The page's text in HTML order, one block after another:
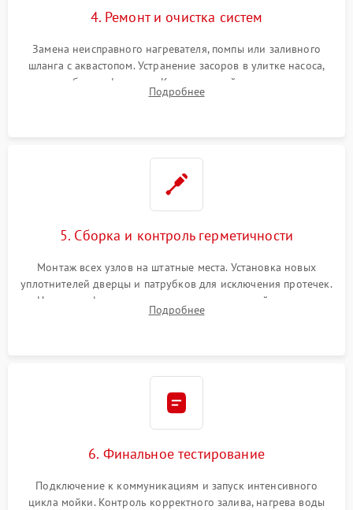
4. Ремонт и очистка систем
Замена неисправного нагревателя, помпы или заливного
шланга с аквастопом. Устранение засоров в улитке насоса,
патрубках и фильтрах. Компонентный ремонт платы
управления, восстановление поврежденной проводки.
Подробнее
5. Сборка и контроль герметичности
Монтаж всех узлов на штатные места. Установка новых
уплотнителей дверцы и патрубков для исключения протечек.
Надежная фиксация хомутов гидравлической системы,
сборка корпуса и установка датчика поплавка.
Подробнее
6. Финальное тестирование
Подключение к коммуникациям и запуск интенсивного
цикла мойки. Контроль корректного залива, нагрева воды